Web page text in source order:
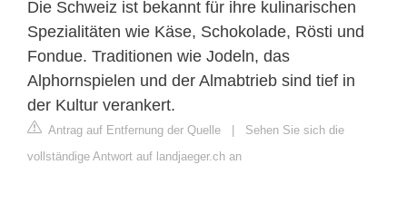
Die Schweiz ist bekannt für ihre kulinarischen
Spezialitäten wie Käse, Schokolade, Rösti und
Fondue. Traditionen wie Jodeln, das
Alphornspielen und der Almabtrieb sind tief in
der Kultur verankert.
Antrag auf Entfernung der Quelle | Sehen Sie sich die
vollständige Antwort auf landjaeger.ch an